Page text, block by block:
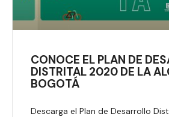
CONOCE EL PLAN DE
DISTRITAL 2020 DE LA
BOGOTÁ
Descarga el Plan de Desarrollo